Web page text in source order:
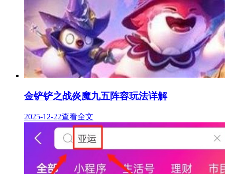
金铲铲之战炎魔九五阵容玩法详解
2025-12-22查看全文